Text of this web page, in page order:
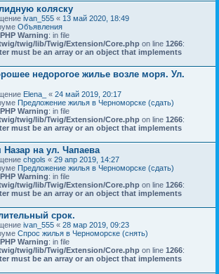
коляску
ivan_555 « 13 май 2020, 18:49
Объявления
Warning: in file
twig/lib/Twig/Extension/Core.php on line 1266:
must be an array or an object that implements
недорогое жилье возле моря. Ул.
Elena_ « 24 май 2019, 20:17
Предложение жилья в Черноморске (сдать)
Warning: in file
twig/lib/Twig/Extension/Core.php on line 1266:
must be an array or an object that implements
Назар на ул. Чапаева
chgols « 29 апр 2019, 14:27
Предложение жилья в Черноморске (сдать)
Warning: in file
twig/lib/Twig/Extension/Core.php on line 1266:
must be an array or an object that implements
срок.
ivan_555 « 28 мар 2019, 09:23
Спрос жилья в Черноморске (снять)
Warning: in file
twig/lib/Twig/Extension/Core.php on line 1266:
must be an array or an object that implements